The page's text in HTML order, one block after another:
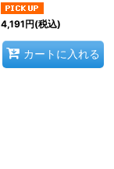
4,191円(税込)
カートに入れる